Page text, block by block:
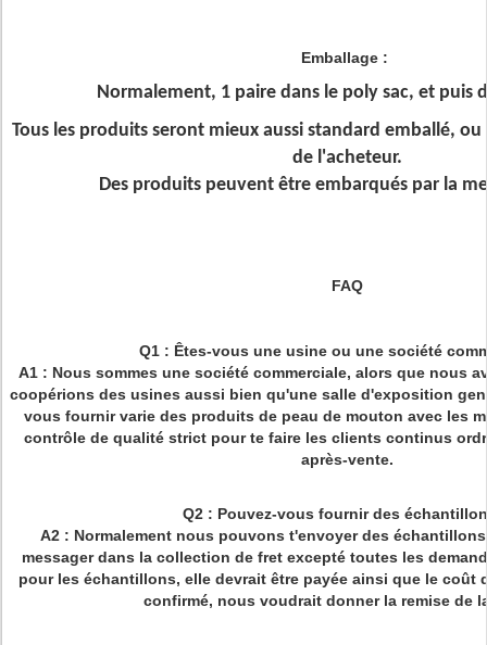
Emballage :
Normalement, 1 paire dans le poly sac, et puis
Tous les produits seront mieux aussi standard emballé,
de l'acheteur.
Des produits peuvent être embarqués par la
FAQ
Q1 : Êtes-vous une usine ou une société
A1 : Nous sommes une société commerciale, alors que nous
coopérions des usines aussi bien qu'une salle d'exposition
vous fournir varie des produits de peau de mouton avec les
contrôle de qualité strict pour te faire les clients continus
après-vente.
Q2 : Pouvez-vous fournir des
A2 : Normalement nous pouvons t'envoyer des
messager dans la collection de fret excepté toutes les
pour les échantillons, elle devrait être payée ainsi que le coût
confirmé, nous voudrait donner la remise de